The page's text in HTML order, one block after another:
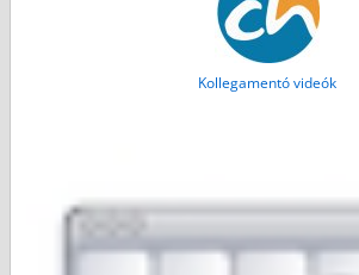
Kollegamentó videók